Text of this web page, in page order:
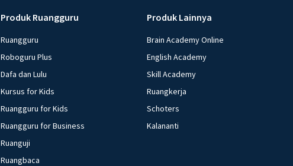
Produk Ruangguru
Ruangguru
Roboguru Plus
Dafa dan Lulu
Kursus for Kids
Ruangguru for Kids
Ruangguru for Business
Ruanguji
Ruangbaca
Produk Lainnya
Brain Academy Online
English Academy
Skill Academy
Ruangkerja
Schoters
Kalananti